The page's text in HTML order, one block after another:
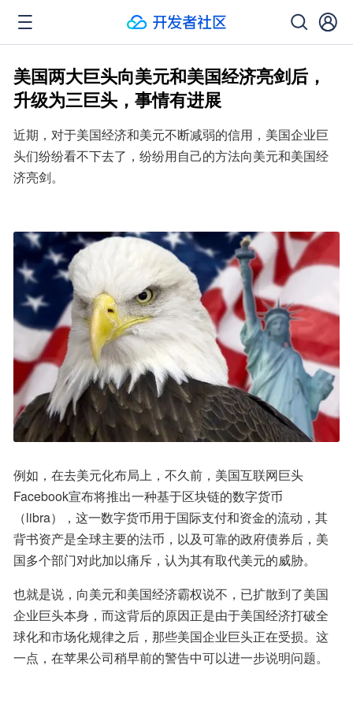
美国两大巨头向美元和美国经济亮剑后，
升级为三巨头，事情有进展
近期，对于美国经济和美元不断减弱的信用，美国企业巨
头们纷纷看不下去了，纷纷用自己的方法向美元和美国经
济亮剑。
例如，在去美元化布局上，不久前，美国互联网巨头
Facebook宣布将推出一种基于区块链的数字货币
（libra），这一数字货币用于国际支付和资金的流动，其
背书资产是全球主要的法币，以及可靠的政府债券后，美
国多个部门对此加以痛斥，认为其有取代美元的威胁。
也就是说，向美元和美国经济霸权说不，已扩散到了美国
企业巨头本身，而这背后的原因正是由于美国经济打破全
球化和市场化规律之后，那些美国企业巨头正在受损。这
一点，在苹果公司稍早前的警告中可以进一步说明问题。